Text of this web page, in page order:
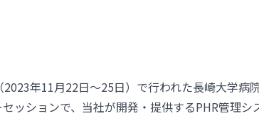
年11月22日～25日）で行われた長崎大学病
ッションで、当社が開発・提供するPHR管理シ